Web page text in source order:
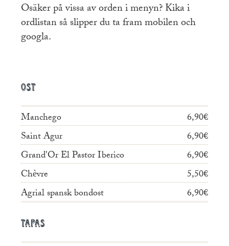
Osäker på vissa av orden i menyn? Kika i
ordlistan så slipper du ta fram mobilen och
googla.
Ost
Manchego
6,90€
Saint Agur
6,90€
Grand'Or El Pastor Iberico
6,90€
Chèvre
5,50€
Agrial spansk bondost
6,90€
Tapas